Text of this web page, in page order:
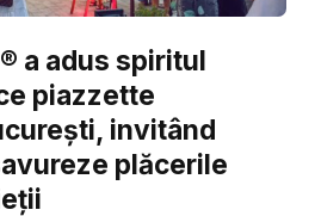
a adus spiritul
piazzette
invitând
plăcerile